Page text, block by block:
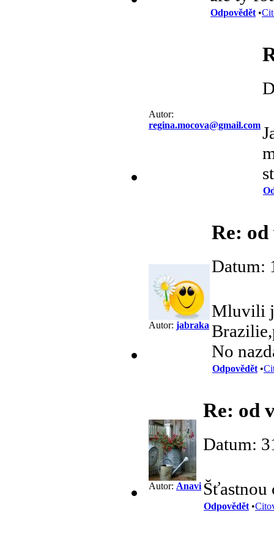
Odpovědět •
Autor:
regina.mocova@gmail.com
Autor: jabraka
Re: od
Datum:
Mluvili
No
Odpovědět •
Autor: Anavi
Re: od
Datum:
Šťastnou
Odpovědět •